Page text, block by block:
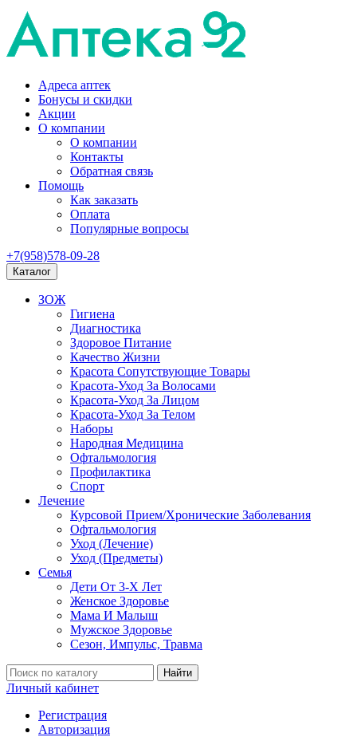
Адреса аптек
Бонусы и скидки
Акции
О компании
О компании
Контакты
Обратная связь
Помощь
Как заказать
Оплата
Популярные вопросы
+7(958)578-09-28
Каталог
ЗОЖ
Гигиена
Диагностика
Здоровое Питание
Качество Жизни
Красота Сопутствующие Товары
Красота-Уход За Волосами
Красота-Уход За Лицом
Красота-Уход За Телом
Наборы
Народная Медицина
Офтальмология
Профилактика
Спорт
Лечение
Курсовой Прием/Хронические Заболевания
Офтальмология
Уход (Лечение)
Уход (Предметы)
Семья
Дети От 3-Х Лет
Женское Здоровье
Мама И Малыш
Мужское Здоровье
Сезон, Импульс, Травма
Найти
Личный кабинет
Регистрация
Авторизация